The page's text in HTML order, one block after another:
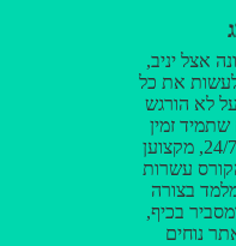
אצל יניב,
את כל
לא הורגש
שתמיד זמין
לשאלות ונותן מעצמו 24/7, מקצוען
עשרות
בצורה
בכיף,
נוחים